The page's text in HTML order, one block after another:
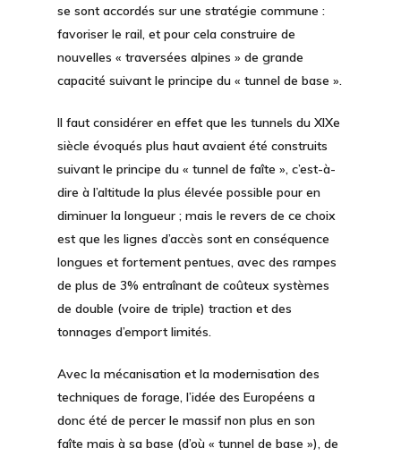
se sont accordés sur une stratégie commune :
favoriser le rail , et pour cela construire de
nouvelles « traversées alpines » de grande
capacité suivant le principe du « tunnel de base ».
Il faut considérer en effet que les tunnels du XIXe
siècle évoqués plus haut avaient été construits
suivant le principe du « tunnel de faîte », c’est-à-
dire à l’altitude la plus élevée possible pour en
diminuer la longueur ; mais le revers de ce choix
est que les lignes d’accès sont en conséquence
longues et fortement pentues, avec des rampes
de plus de 3% entraînant de coûteux systèmes
de double (voire de triple) traction et des
tonnages d’emport limités.
Avec la mécanisation et la modernisation des
techniques de forage, l’idée des Européens a
donc été de percer le massif non plus en son
faîte mais à sa base (d’où « tunnel de base »), de